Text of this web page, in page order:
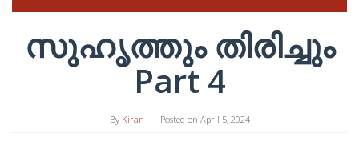
സുഹൃത്തും തിരിച്ചും
Part 4
By Kiran Posted on April 5, 2024